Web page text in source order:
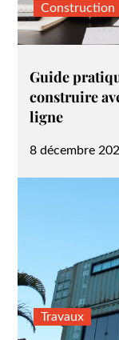
Construction
Guide
construire
ligne
Posted
8 décembre
Travaux